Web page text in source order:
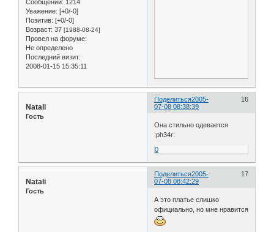
Сообщений: 1214
Уважение: [+0/-0]
Позитив: [+0/-0]
Возраст: 37 [1988-08-24]
Провел на форуме:
Не определено
Последний визит:
2008-01-15 15:35:11
Поделиться 16
2005-
07-08 08:38:39
Natali
Гость
Она стильно одевается
:ph34r:
0
Поделиться 17
2005-
07-08 08:42:29
Natali
Гость
А это платье слишко
официально, но мне нравится